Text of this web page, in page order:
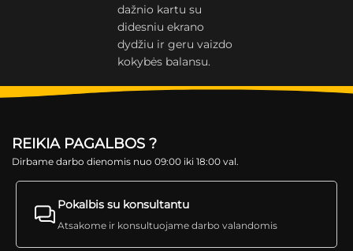
dažnio kartu su
didesniu ekrano
dydžiu ir geru vaizdo
kokybės balansu.
REIKIA PAGALBOS ?
Dirbame darbo dienomis nuo 09:00 iki 18:00 val.
Pokalbis su konsultantu
Atsakome ir konsultuojame darbo valandomis